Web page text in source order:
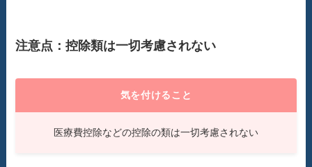
注意点：控除類は一切考慮されない
気を付けること
医療費控除などの控除の類は一切考慮されない